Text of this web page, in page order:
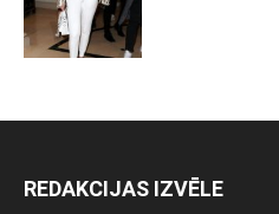
REDAKCIJAS IZVĒLE